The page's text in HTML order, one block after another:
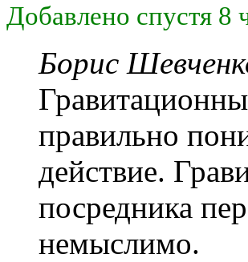
Добавлено спустя 8
Борис
правильно
действие.
посредника
немыслимо.